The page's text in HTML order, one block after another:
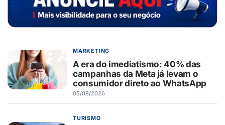
MARKETING
A era do imediatismo: 40% das
campanhas da Meta já levam o
consumidor direto ao WhatsApp
05/08/2026
TURISMO